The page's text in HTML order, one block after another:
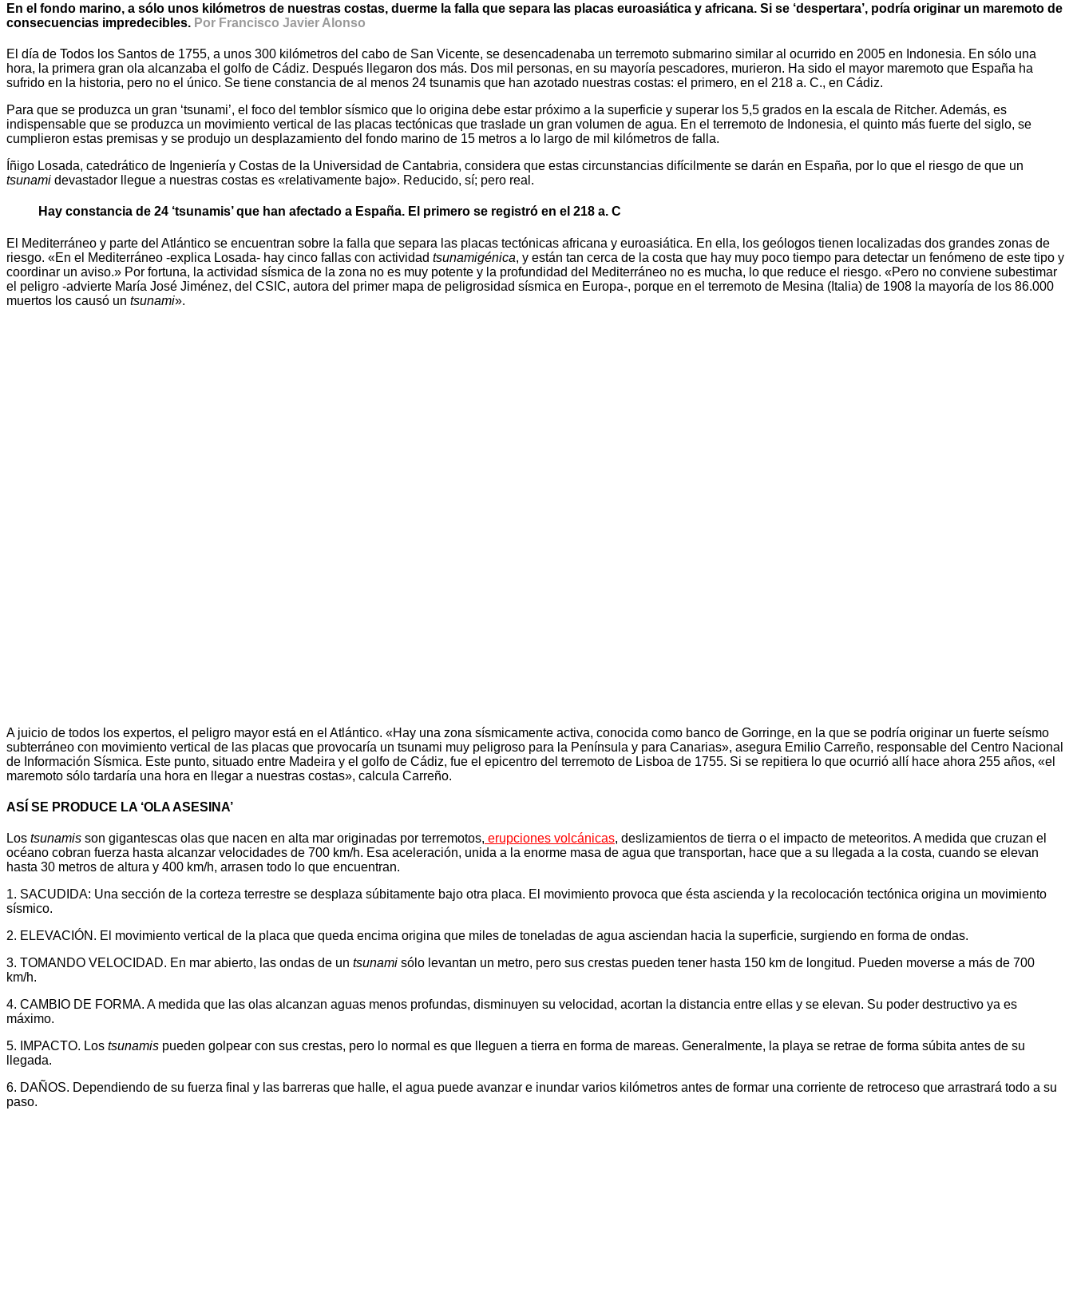
En el fondo marino, a sólo unos kilómetros de nuestras costas, duerme la falla que separa las placas euroasiática y africana. Si se ‘despertara’, podría originar un maremoto de
consecuencias impredecibles. Por Francisco Javier Alonso
El día de Todos los Santos de 1755, a unos 300 kilómetros del cabo de San Vicente, se desencadenaba un terremoto submarino similar al ocurrido en 2005 en Indonesia. En sólo una
hora, la primera gran ola alcanzaba el golfo de Cádiz. Después llegaron dos más. Dos mil personas, en su mayoría pescadores, murieron. Ha sido el mayor maremoto que España ha
sufrido en la historia, pero no el único. Se tiene constancia de al menos 24 tsunamis que han azotado nuestras costas: el primero, en el 218 a. C., en Cádiz.
Para que se produzca un gran ‘tsunami’, el foco del temblor sísmico que lo origina debe estar próximo a la superficie y superar los 5,5 grados en la escala de Ritcher. Además, es
indispensable que se produzca un movimiento vertical de las placas tectónicas que traslade un gran volumen de agua. En el terremoto de Indonesia, el quinto más fuerte del siglo, se
cumplieron estas premisas y se produjo un desplazamiento del fondo marino de 15 metros a lo largo de mil kilómetros de falla.
Íñigo Losada, catedrático de Ingeniería y Costas de la Universidad de Cantabria, considera que estas circunstancias difícilmente se darán en España, por lo que el riesgo de que un
tsunami devastador llegue a nuestras costas es «relativamente bajo». Reducido, sí; pero real.
Hay constancia de 24 ‘tsunamis’ que han afectado a España. El primero se registró en el 218 a. C
El Mediterráneo y parte del Atlántico se encuentran sobre la falla que separa las placas tectónicas africana y euroasiática. En ella, los geólogos tienen localizadas dos grandes zonas de
riesgo. «En el Mediterráneo -explica Losada- hay cinco fallas con actividad tsunamigénica, y están tan cerca de la costa que hay muy poco tiempo para detectar un fenómeno de este tipo y
coordinar un aviso.» Por fortuna, la actividad sísmica de la zona no es muy potente y la profundidad del Mediterráneo no es mucha, lo que reduce el riesgo. «Pero no conviene subestimar
el peligro -advierte María José Jiménez, del CSIC, autora del primer mapa de peligrosidad sísmica en Europa-, porque en el terremoto de Mesina (Italia) de 1908 la mayoría de los 86.000
muertos los causó un tsunami».
A juicio de todos los expertos, el peligro mayor está en el Atlántico. «Hay una zona sísmicamente activa, conocida como banco de Gorringe, en la que se podría originar un fuerte seísmo
subterráneo con movimiento vertical de las placas que provocaría un tsunami muy peligroso para la Península y para Canarias», asegura Emilio Carreño, responsable del Centro Nacional
de Información Sísmica. Este punto, situado entre Madeira y el golfo de Cádiz, fue el epicentro del terremoto de Lisboa de 1755. Si se repitiera lo que ocurrió allí hace ahora 255 años, «el
maremoto sólo tardaría una hora en llegar a nuestras costas», calcula Carreño.
ASÍ SE PRODUCE LA ‘OLA ASESINA’
Los tsunamis son gigantescas olas que nacen en alta mar originadas por terremotos, erupciones volcánicas, deslizamientos de tierra o el impacto de meteoritos. A medida que cruzan el
océano cobran fuerza hasta alcanzar velocidades de 700 km/h. Esa aceleración, unida a la enorme masa de agua que transportan, hace que a su llegada a la costa, cuando se elevan
hasta 30 metros de altura y 400 km/h, arrasen todo lo que encuentran.
1. SACUDIDA: Una sección de la corteza terrestre se desplaza súbitamente bajo otra placa. El movimiento provoca que ésta ascienda y la recolocación tectónica origina un movimiento
sísmico.
2. ELEVACIÓN. El movimiento vertical de la placa que queda encima origina que miles de toneladas de agua asciendan hacia la superficie, surgiendo en forma de ondas.
3. TOMANDO VELOCIDAD. En mar abierto, las ondas de un tsunami sólo levantan un metro, pero sus crestas pueden tener hasta 150 km de longitud. Pueden moverse a más de 700
km/h.
4. CAMBIO DE FORMA. A medida que las olas alcanzan aguas menos profundas, disminuyen su velocidad, acortan la distancia entre ellas y se elevan. Su poder destructivo ya es
máximo.
5. IMPACTO. Los tsunamis pueden golpear con sus crestas, pero lo normal es que lleguen a tierra en forma de mareas. Generalmente, la playa se retrae de forma súbita antes de su
llegada.
6. DAÑOS. Dependiendo de su fuerza final y las barreras que halle, el agua puede avanzar e inundar varios kilómetros antes de formar una corriente de retroceso que arrastrará todo a su
paso.